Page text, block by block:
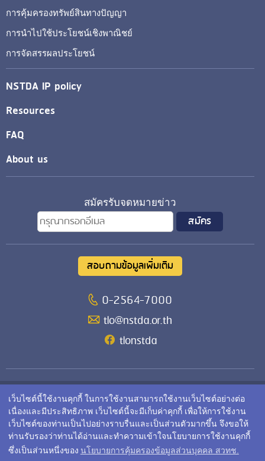
เว็บไซต์นี้ใช้งานคุกกี้ ในการใช้งานสามารถใช้งานเว็บไซต์อย่างต่อ
เนื่องและมีประสิทธิภาพ เว็บไซต์นี้จะมีเก็บค่าคุกกี้ เพื่อให้การใช้งาน
เว็บไซต์ของท่านเป็นไปอย่างราบรื่นและเป็นส่วนตัวมากขึ้น จึงขอให้
ท่านรับรองว่าท่านได้อ่านและทำความเข้าใจนโยบายการใช้งานคุกกี้
ซึ่งเป็นส่วนหนึ่งของ นโยบายการคุ้มครองข้อมูลส่วนบุคคล สวทช.
การคุ้มครองทรัพย์สินทางปัญญา
การนำไปใช้ประโยชน์เชิงพาณิชย์
การจัดสรรผลประโยชน์
NSTDA IP policy
Resources
FAQ
About us
สมัครรับจดหมายข่าว
สอบถามข้อมูลเพิ่มเติม
0-2564-7000
tlo@nstda.or.th
tlonstda
สำนักงานจัดการสิทธิเทคโนโลยี
สำนักงานพัฒนาวิทยาศาสตร์และเทคโนโลยีแห่งชาติ (สวทช.)
111 อุทยานวิทยาศาสตร์ประเทศไทย ถนนพหลโยธิน ตำบลคลอง
หนึ่ง อำเภอคลองหลวง จังหวัดปทุมธานี 12120
© Copyright 2010 Technology Licensing Office. All Rights